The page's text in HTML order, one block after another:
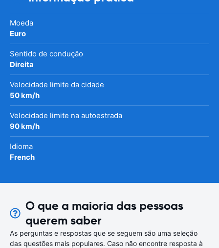
Moeda
Euro
Sentido de condução
Direita
Velocidade limite da cidade
50 km/h
Velocidade limite na autoestrada
90 km/h
Idioma
French
O que a maioria das pessoas
querem saber
As perguntas e respostas que se seguem são uma seleção
das questões mais populares. Caso não encontre resposta à